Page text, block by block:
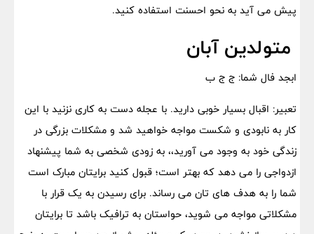
پیش می آید به نحو احسنت استفاده کنید.
متولدین آبان
ابجد فال شما: ج ج ب
تعبیر: اقبال بسیار خوبی دارید. با عجله دست به کاری نزنید با این
کار به نابودی و شکست مواجه خواهید شد و مشکلات بزرگی در
زندگی خود به وجود می آورید،، به زودی شخصی به شما پیشنهاد
ازدواجی را می دهد که بهتر است؛ قبول کنید برایتان مبارک است
شما را به هدف های تان می رساند. برای رسیدن به یک قرار با
مشکلاتی مواجه می شوید، حواستان به ترافیک باشد تا برایتان